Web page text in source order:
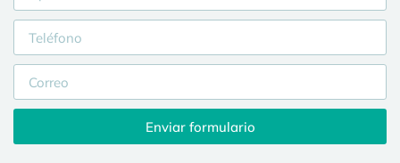
Enviar formulario